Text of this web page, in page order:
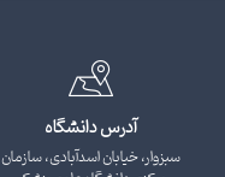
آدرس دانشگاه
سبزوار، خیابان اسدآبادی، سازمان